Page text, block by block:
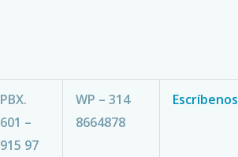
PBX.
601 –
915 97
WP – 314
8664878
Escríbenos